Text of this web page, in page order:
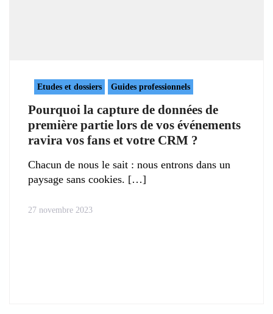
Etudes et dossiers Guides professionnels
Pourquoi la capture de données de
première partie lors de vos événements
ravira vos fans et votre CRM ?
Chacun de nous le sait : nous entrons dans un
paysage sans cookies.
27 novembre 2023